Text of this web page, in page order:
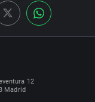
12
Madrid